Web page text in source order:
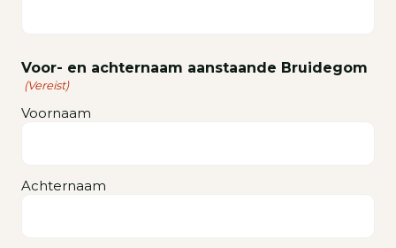
Voor- en achternaam aanstaande Bruidegom
(Vereist)
Voornaam
Achternaam